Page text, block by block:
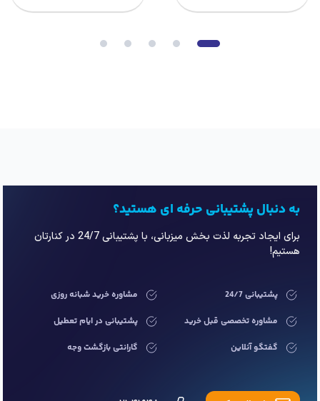
به دنبال پشتیبانی حرفه ای هستید؟
برای ایجاد تجربه لذت بخش میزبانی، با پشتیبانی 24/7 در کنارتان
هستیم!
پشتیبانی 24/7
مشاوره خرید شبانه روزی
مشاوره تخصصی قبل خرید
پشتیبانی در ایام تعطیل
گفتگو آنلاین
گارانتی بازگشت وجه